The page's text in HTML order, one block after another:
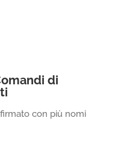
di
con più nomi